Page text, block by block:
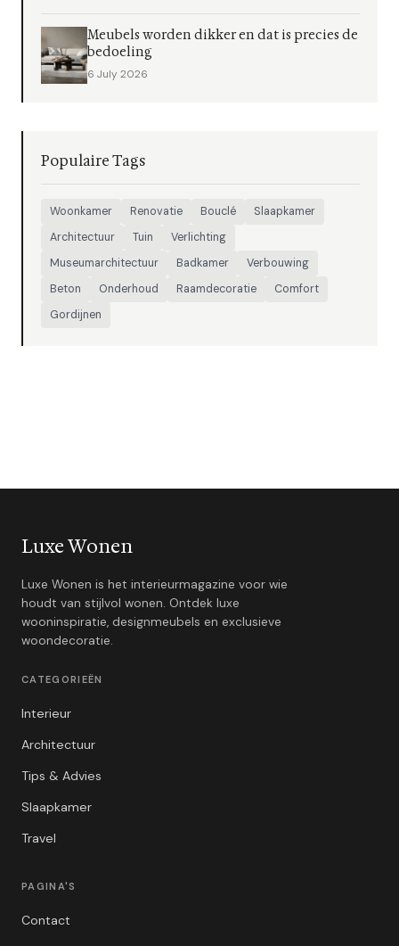
Meubels worden dikker en dat is precies de
bedoeling
6 July 2026
Populaire Tags
Woonkamer Renovatie Bouclé
Slaapkamer
Architectuur
Tuin
Verlichting
Museumarchitectuur
Badkamer
Verbouwing
Beton
Onderhoud Raamdecoratie
Comfort
Gordijnen
Luxe Wonen
Luxe Wonen is het interieurmagazine voor wie
houdt van stijlvol wonen. Ontdek luxe
wooninspiratie, designmeubels en exclusieve
woondecoratie.
CATEGORIEËN
Interieur
Architectuur
Tips & Advies
Slaapkamer
Travel
PAGINA'S
Contact